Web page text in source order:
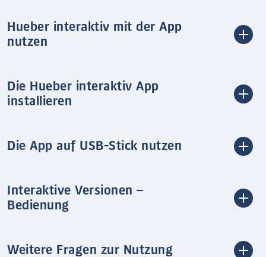
Hueber interaktiv mit der App
nutzen
Die Hueber interaktiv App
installieren
Die App auf USB-Stick nutzen
Interaktive Versionen –
Bedienung
Weitere Fragen zur Nutzung